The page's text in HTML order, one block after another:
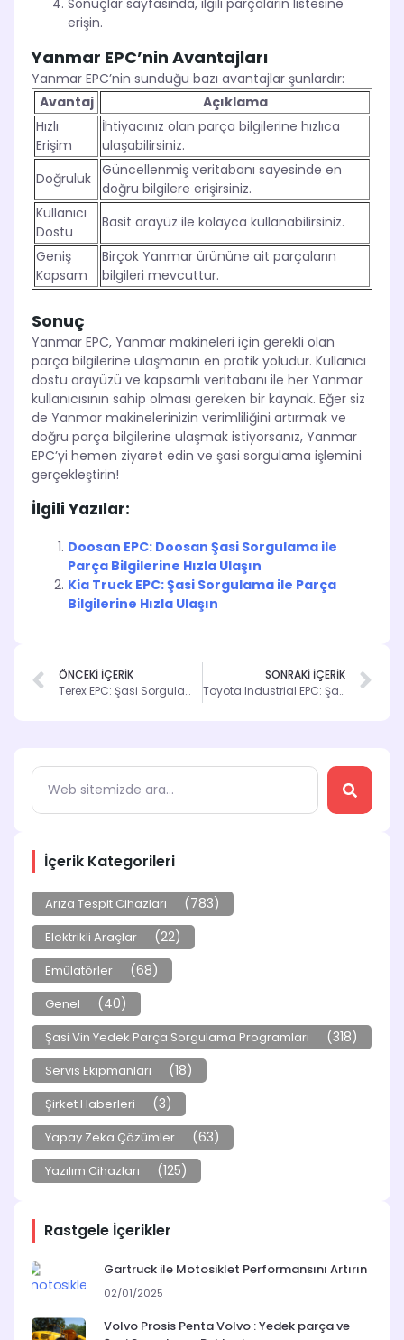
İçerik Kategorileri
Arıza Tespit Cihazları (783)
Elektrikli Araçlar (22)
Emülatörler (68)
Genel (40)
Şasi Vin Yedek Parça Sorgulama Programları (318)
Servis Ekipmanları (18)
Şirket Haberleri (3)
Yapay Zeka Çözümler (63)
Yazılım Cihazları (125)
Rastgele İçerikler
Gartruck ile Motosiklet Performansını Artırın
02/01/2025
Volvo Prosis Penta Volvo : Yedek parça ve
Sonuçlar sayfasında, ilgili parçaların listesine
erişin.
Yanmar EPC’nin Avantajları
Yanmar EPC’nin sunduğu bazı avantajlar şunlardır:
Avantaj
Açıklama
Hızlı
Erişim
İhtiyacınız olan parça bilgilerine hızlıca
ulaşabilirsiniz.
Doğruluk Güncellenmiş veritabanı sayesinde en
doğru bilgilere erişirsiniz.
Kullanıcı
Dostu
Basit arayüz ile kolayca kullanabilirsiniz.
Geniş
Kapsam
Birçok Yanmar ürününe ait parçaların
bilgileri mevcuttur.
Sonuç
Yanmar EPC, Yanmar makineleri için gerekli olan
parça bilgilerine ulaşmanın en pratik yoludur. Kullanıcı
dostu arayüzü ve kapsamlı veritabanı ile her Yanmar
kullanıcısının sahip olması gereken bir kaynak. Eğer siz
de Yanmar makinelerinizin verimliliğini artırmak ve
doğru parça bilgilerine ulaşmak istiyorsanız, Yanmar
EPC’yi hemen ziyaret edin ve şasi sorgulama işlemini
gerçekleştirin!
İlgili Yazılar:
Doosan EPC: Doosan Şasi Sorgulama ile
Parça Bilgilerine Hızla Ulaşın
Kia Truck EPC: Şasi Sorgulama ile Parça
Bilgilerine Hızla Ulaşın
ÖNCEKİ İÇERİK
Terex EPC: Şasi Sorgulama ile İş Makinalarınızın Performansını Artırın
SONRAKİ İÇERİK
Toyota Industrial EPC: Şasi Sorgulama ile Parça Bulmanın Kolay Yolu